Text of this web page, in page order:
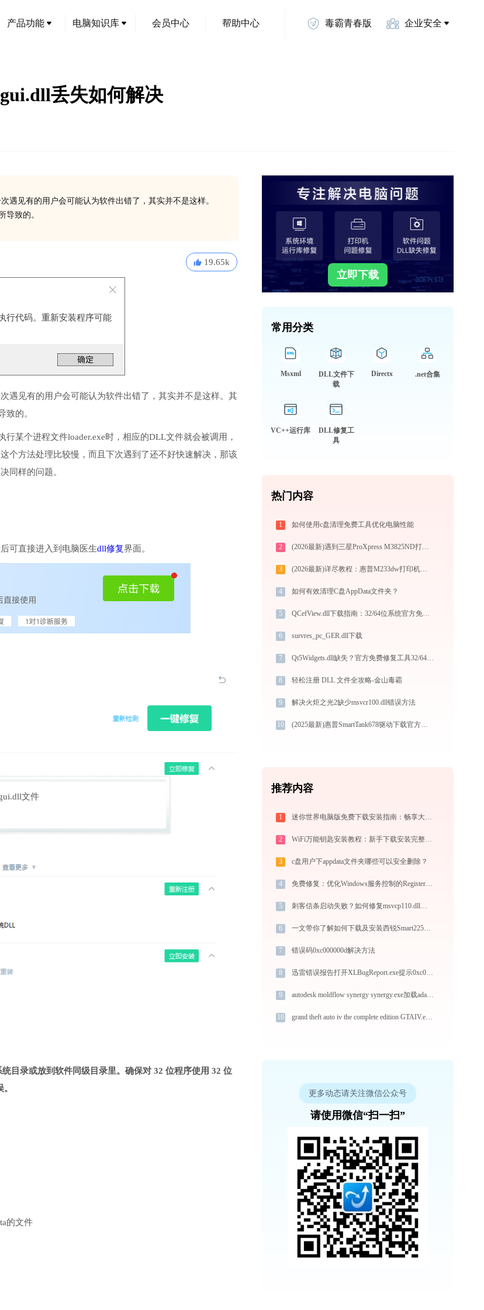
产品功能 电脑知识库 会员中心 帮助中心 毒霸青春版 企业安全
丢失如何解决
遇见有的用户会可能认为软件出错了，其实并不是这样。
导致的。
19.65k
行代码。重新安装程序可能
遇见有的用户会可能认为软件出错了，其实并不是这样。其
致的。
某个进程文件loader.exe时，相应的DLL文件就会被调用，
个方法处理比较慢，而且下次遇到了还不好快速解决，那该
同样的问题。
可直接进入到电脑医生dll修复界面。
文件
目录或放到软件同级目录里。确保对 32 位程序使用 32 位
的文件
立即下载
常用分类
Msxml
DLL文件下
载
Directx .net合集
VC++运行库
DLL修复工
具
热门内容
1 如何使用c盘清理免费工具优化电脑性能
2 (2026最新)遇到三星ProXpress M3825ND打印机驱动问题？这里有最全的下载及安装指导
3 (2026最新)详尽教程：惠普M233dw打印机驱动的正确下载与安装方式
4 如何有效清理C盘AppData文件夹？
5 QCefView.dll下载指南：32/64位系统官方免费版DLL文件修复教程
6 survres_pc_GER.dll下载
7 Qt5Widgets.dll缺失？官方免费修复工具32/64位一键解决
8 轻松注册 DLL 文件全攻略-金山毒霸
9 解决火炬之光2缺少msvcr100.dll错误方法
10 (2025最新)惠普SmartTank678驱动下载官方Win10/Win11
推荐内容
1 迷你世界电脑版免费下载安装指南：畅享大屏沙盒创造与联机乐趣
2 WiFi万能钥匙安装教程：新手下载安装完整图文步骤
3 c盘用户下appdata文件夹哪些可以安全删除？
4 免费修复：优化Windows服务控制的RegisterServiceCtrlHandlerEx方法
5 刺客信条启动失败？如何修复msvcp110.dll错误
6 一文带你了解如何下载及安装西锐Smart225PW单喷头打印机驱动
7 错误码0xc000000d解决方法
8 迅雷错误报告打开XLBugReport.exe提示0xc00000fd错误码怎么办
9 autodesk moldflow synergy synergy.exe加载adapplicationframe.dll文件丢失处理办法
10 grand theft auto iv the complete edition GTAIV.exe加载scripthook.dll文件丢失处理办法
更多动态请关注微信公众号
请使用微信“扫一扫”